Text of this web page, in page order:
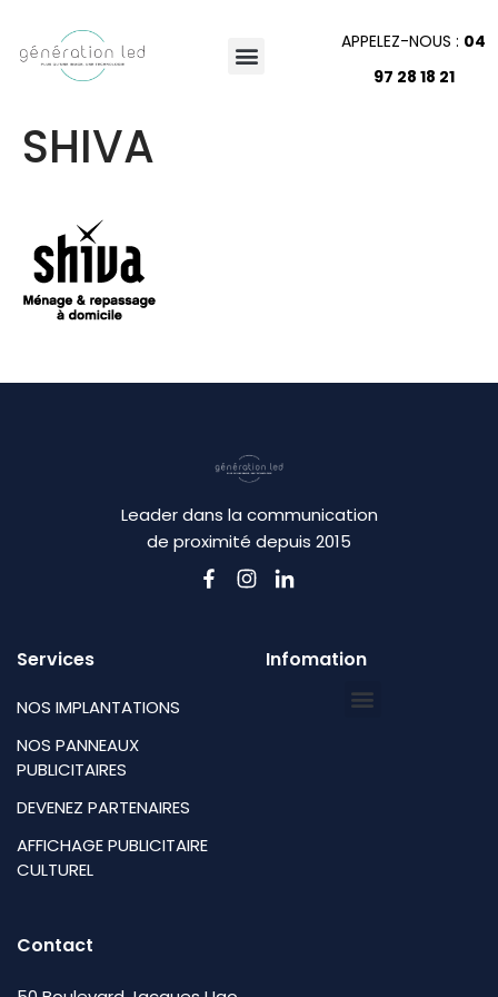
APPELEZ-NOUS : 04
97 28 18 21
SHIVA
Leader dans la communication
de proximité depuis 2015
Services
NOS IMPLANTATIONS
NOS PANNEAUX
PUBLICITAIRES
DEVENEZ PARTENAIRES
AFFICHAGE PUBLICITAIRE
CULTUREL
Infomation
Contact